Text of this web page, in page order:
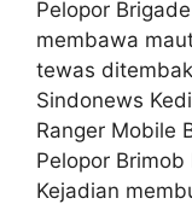
Pelopor
membawa
tewas
Sindonews
Ranger Mobile
Pelopor
Kejadian